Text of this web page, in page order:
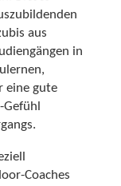
aus
in
eine gute
Coaches